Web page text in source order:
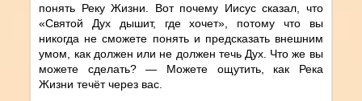
понять Реку Жизни. Вот почему Иисус сказал, что
«Святой Дух дышит, где хочет», потому что вы
никогда не сможете понять и предсказать внешним
умом, как должен или не должен течь Дух. Что же вы
можете сделать? — Можете ощутить, как Река
Жизни течёт через вас.